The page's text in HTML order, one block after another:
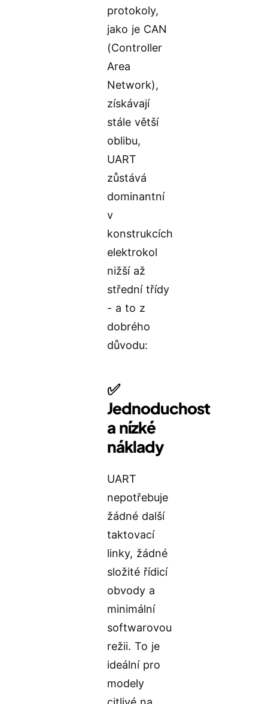
protokoly,
jako je CAN
(Controller
Area
Network),
získávají
stále větší
oblibu,
UART
zůstává
dominantní
v
konstrukcích
elektrokol
nižší až
střední třídy
- a to z
dobrého
důvodu:
✅
Jednoduchost
a nízké
náklady
UART
nepotřebuje
žádné další
taktovací
linky, žádné
složité řídicí
obvody a
minimální
softwarovou
režii. To je
ideální pro
modely